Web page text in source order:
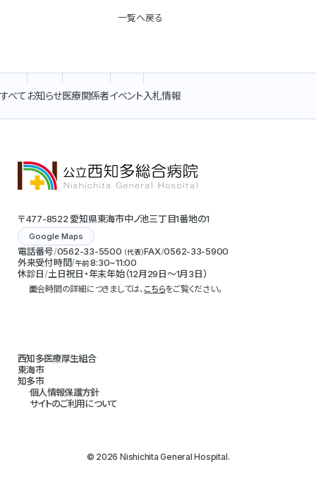
一覧へ戻る
すべて お知らせ医療関係者イベント入札情報
〒477-8522 愛知県東海市中ノ池三丁目1番地の1
Google Maps
電話番号 0562-33-5500 （代表）FAX 0562-33-5900
外来受付時間 午前 8:30~11:00
休診日 土日祝日・年末年始（12月29日～1月3日）
面会時間の詳細につきましては、 こちらをご覧ください。
個人情報保護方針
サイトのご利用について
西知多医療厚生組合
東海市
知多市
© 2026 Nishichita General Hospital.